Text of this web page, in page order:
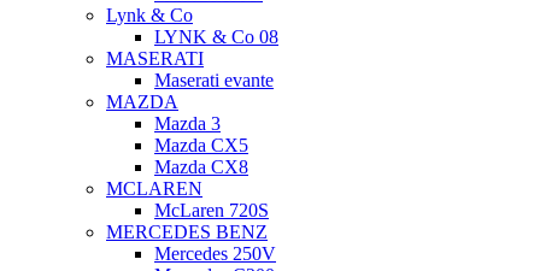
Lynk & Co
LYNK & Co 08
MASERATI
Maserati evante
MAZDA
Mazda 3
Mazda CX5
Mazda CX8
MCLAREN
McLaren 720S
MERCEDES BENZ
Mercedes 250V